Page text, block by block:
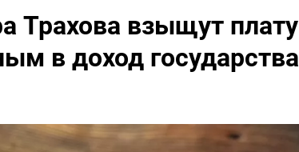
Трахова взыщут плату
в доход государства